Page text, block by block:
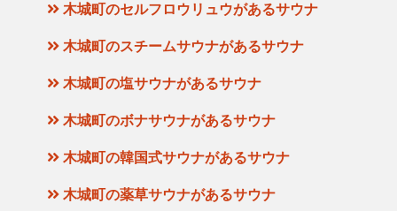
木城町のセルフロウリュウがあるサウナ
木城町のスチームサウナがあるサウナ
木城町の塩サウナがあるサウナ
木城町のボナサウナがあるサウナ
木城町の韓国式サウナがあるサウナ
木城町の薬草サウナがあるサウナ